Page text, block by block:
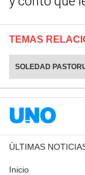
TEMAS
SOLEDAD
ÚLTIMAS
Inicio